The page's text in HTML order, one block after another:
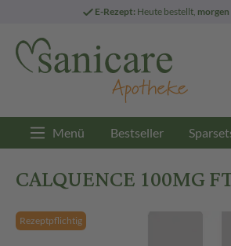
E-Rezept: Heute bestellt,
Menü Bestseller
CALQUENCE 100MG
Rezeptpflichtig